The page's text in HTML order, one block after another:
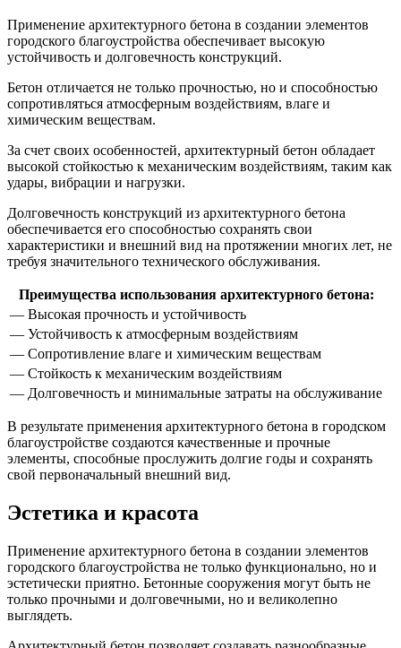
Применение архитектурного бетона в создании элементов
городского благоустройства обеспечивает высокую
устойчивость и долговечность конструкций.
Бетон отличается не только прочностью, но и способностью
сопротивляться атмосферным воздействиям, влаге и
химическим веществам.
За счет своих особенностей, архитектурный бетон обладает
высокой стойкостью к механическим воздействиям, таким как
удары, вибрации и нагрузки.
Долговечность конструкций из архитектурного бетона
обеспечивается его способностью сохранять свои
характеристики и внешний вид на протяжении многих лет, не
требуя значительного технического обслуживания.
Преимущества использования архитектурного бетона:
— Высокая прочность и устойчивость
— Устойчивость к атмосферным воздействиям
— Сопротивление влаге и химическим веществам
— Стойкость к механическим воздействиям
— Долговечность и минимальные затраты на обслуживание
В результате применения архитектурного бетона в городском
благоустройстве создаются качественные и прочные
элементы, способные прослужить долгие годы и сохранять
свой первоначальный внешний вид.
Эстетика и красота
Применение архитектурного бетона в создании элементов
городского благоустройства не только функционально, но и
эстетически приятно. Бетонные сооружения могут быть не
только прочными и долговечными, но и великолепно
выглядеть.